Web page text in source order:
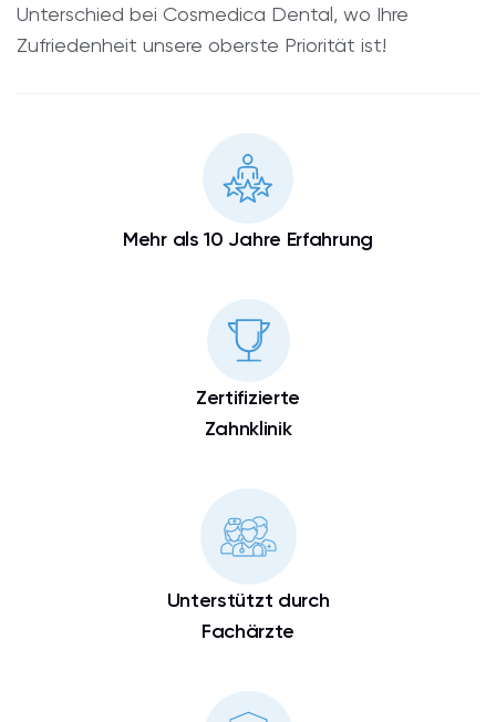
Unterschied bei Cosmedica Dental, wo Ihre
Zufriedenheit unsere oberste Priorität ist!
Mehr als 10 Jahre Erfahrung
Zertifizierte
Zahnklinik
Unterstützt durch
Fachärzte